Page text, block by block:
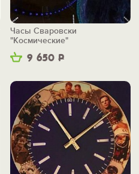
9 650 Р
Часы Сваровски
"Космические"